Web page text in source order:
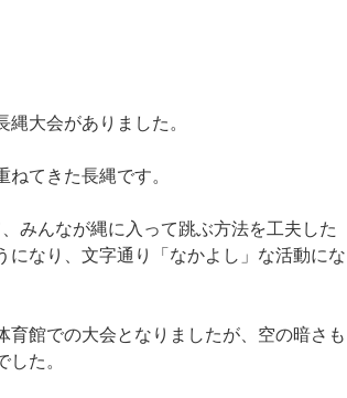
大会がありました。
てきた長縄です。
みんなが縄に入って跳ぶ方法を工夫した
になり、文字通り「なかよし」な活動にな
館での大会となりましたが、空の暗さも
た。